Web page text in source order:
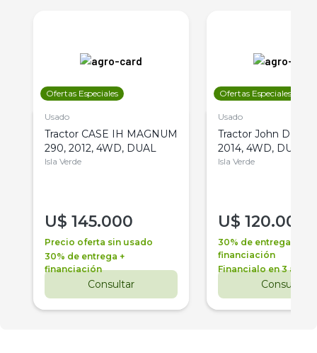
Ofertas Especiales
Usado
Tractor CASE IH MAGNUM
290, 2012, 4WD, DUAL
Isla Verde
U$ 145.000
Precio oferta sin usado
30% de entrega +
financiación
Consultar
Ofertas Especiales
Usado
Tractor John Deere
2014, 4WD, DUAL
Isla Verde
U$ 120.000
30% de entrega +
financiación
Financialo en 3 años
Consultar